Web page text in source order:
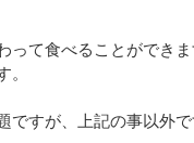
って食べることができ
。
ですが、上記の事以外